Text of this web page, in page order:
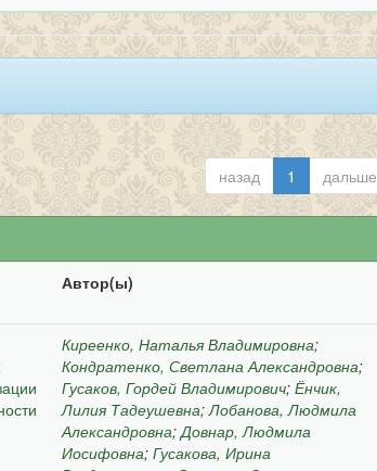
назад 1 дальше
Автор(ы)
Киреенко, Наталья Владимировна;
Кондратенко, Светлана Александровна;
Гусаков, Гордей Владимирович;Ёнчик,
Лилия Тадеушевна;Лобанова, Людмила
Александровна;Довнар, Людмила
Иосифовна;Гусакова, Ирина